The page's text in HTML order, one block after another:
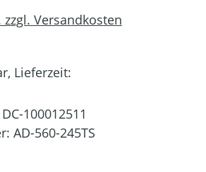
Versandkosten
Lieferzeit:
DC-100012511
AD-560-245TS